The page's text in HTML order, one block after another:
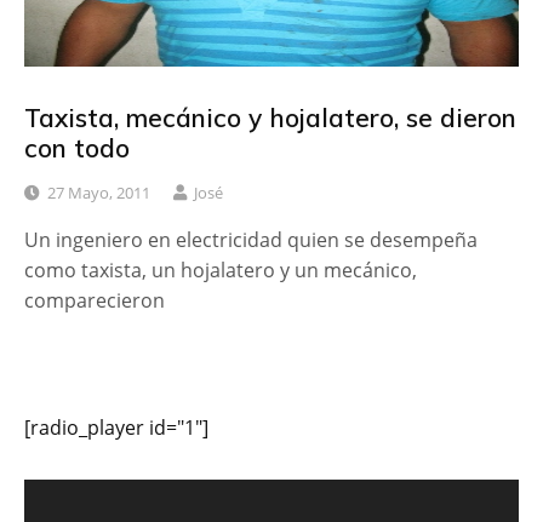
Taxista, mecánico y hojalatero, se dieron
con todo
27 Mayo, 2011 José
Un ingeniero en electricidad quien se desempeña
como taxista, un hojalatero y un mecánico,
comparecieron
[radio_player id="1"]